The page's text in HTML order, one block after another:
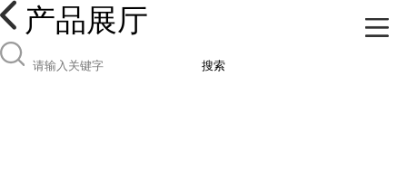
产品展厅
搜索